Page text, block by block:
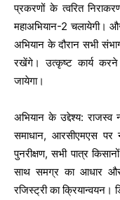
प्रकरणों के त्वरित
महाअभियान-2 चलायेगी।
अभियान के दौरान सभी
रखेंगे। उत्कृष्ट कार्य करने
जायेगा।
अभियान के उद्देश्य: राजस्व
समाधान, आरसीएमएस पर
पुनरीक्षण, सभी पात्र
साथ समग्र का आधार
रजिस्ट्री का